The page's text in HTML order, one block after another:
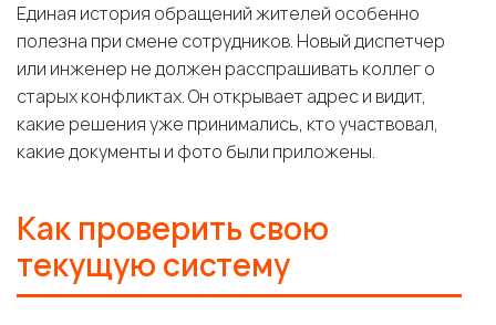
Единая история обращений жителей особенно
полезна при смене сотрудников. Новый диспетчер
или инженер не должен расспрашивать коллег о
старых конфликтах. Он открывает адрес и видит,
какие решения уже принимались, кто участвовал,
какие документы и фото были приложены.
Как проверить свою
текущую систему